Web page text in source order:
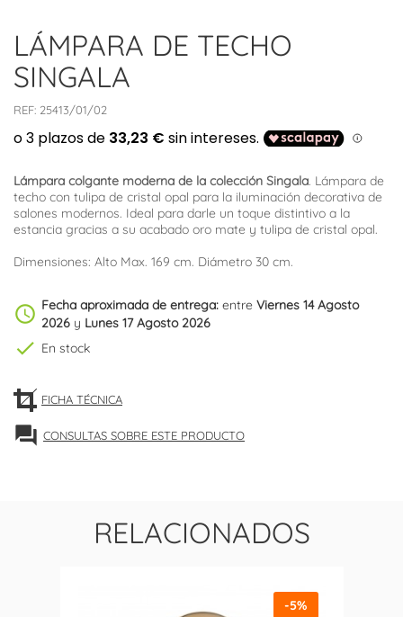
LÁMPARA DE TECHO
SINGALA
REF: 25413/01/02
Lámpara colgante moderna de la colección Singala. Lámpara de
techo con tulipa de cristal opal para la iluminación decorativa de
salones modernos. Ideal para darle un toque distintivo a la
estancia gracias a su acabado oro mate y tulipa de cristal opal.
Dimensiones: Alto Max. 169 cm. Diámetro 30 cm.
schedule Fecha aproximada de entrega: entre Viernes 14 Agosto
2026 y Lunes 17 Agosto 2026
check En stock
FICHA TÉCNICA
forum CONSULTAS SOBRE ESTE PRODUCTO
RELACIONADOS
-5%